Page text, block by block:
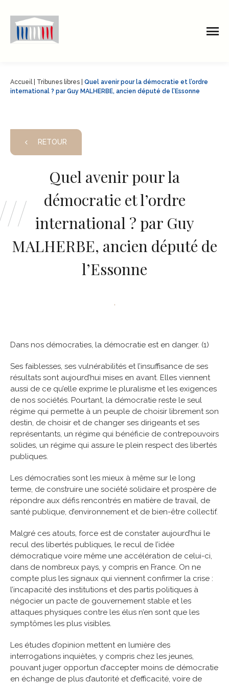
Accueil| Tribunes libres
Quel avenir pour la démocratie et l’ordre
international ? par Guy MALHERBE, ancien député de l’Essonne
RETOUR
Quel avenir pour la
démocratie et l’ordre
international ? par Guy
MALHERBE, ancien député de
l’Essonne
,
Dans nos démocraties, la démocratie est en danger. (1)
Ses faiblesses, ses vulnérabilités et l’insuffisance de ses
résultats sont aujourd’hui mises en avant. Elles viennent
aussi de ce qu’elle exprime le pluralisme et les exigences
de nos sociétés. Pourtant, la démocratie reste le seul
régime qui permette à un peuple de choisir librement son
destin, de choisir et de changer ses dirigeants et ses
représentants, un régime qui bénéficie de contrepouvoirs
solides, un régime qui assure le plein respect des libertés
publiques.
Les démocraties sont les mieux à même sur le long
terme, de construire une société solidaire et prospère de
répondre aux défis rencontrés en matière de travail, de
santé publique, d’environnement et de bien-être collectif.
Malgré ces atouts, force est de constater aujourd’hui le
recul des libertés publiques, le recul de l’idée
démocratique voire même une accélération de celui-ci,
dans de nombreux pays, y compris en France. On ne
compte plus les signaux qui viennent confirmer la crise :
l’incapacité des institutions et des partis politiques à
négocier un pacte de gouvernement stable et les
attaques physiques contre les élus n’en sont que les
symptômes les plus visibles.
Les études d’opinion mettent en lumière des
interrogations inquiètes, y compris chez les jeunes,
pouvant juger opportun d’accepter moins de démocratie
en échange de plus d’autorité et d’efficacité, voire de